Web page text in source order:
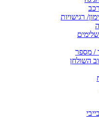
רגישויות
/ מספר
השולחן